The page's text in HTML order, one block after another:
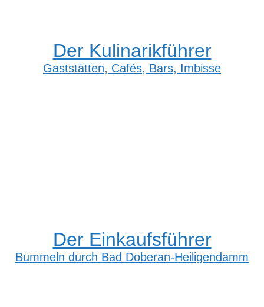
Der Kulinarikführer
Gaststätten, Cafés, Bars, Imbisse
Der Einkaufsführer
Bummeln durch Bad Doberan-Heiligendamm